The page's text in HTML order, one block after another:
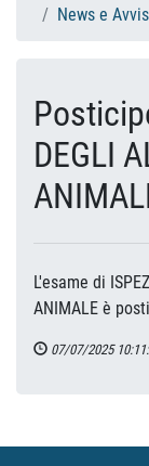
News e
DEGLI
L'esame di
ANIMALE è
07/07/2025